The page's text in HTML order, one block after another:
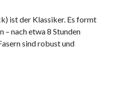
ist der Klassiker. Es formt
– nach etwa 8 Stunden
sind robust und